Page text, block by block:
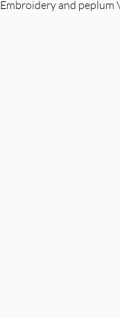
Embroidery and peplum